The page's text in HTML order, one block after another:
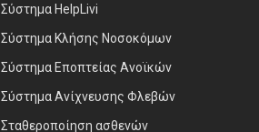
Σύστημα HelpLivi
Σύστημα Κλήσης Νοσοκόμων
Σύστημα Εποπτείας Ανοϊκών
Σύστημα Ανίχνευσης Φλεβών
Σταθεροποίηση ασθενών